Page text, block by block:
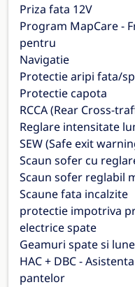
Priza fata 12V
Program MapCare -
pentru
Navigatie
Protectie aripi fata/
Protectie capota
RCCA (Rear Cross-
Reglare intensitate
SEW (Safe exit
Scaun sofer cu
Scaun sofer reglabil
Scaune fata incalzite
protectie impotriva
electrice spate
Geamuri spate si
HAC + DBC -
pantelor